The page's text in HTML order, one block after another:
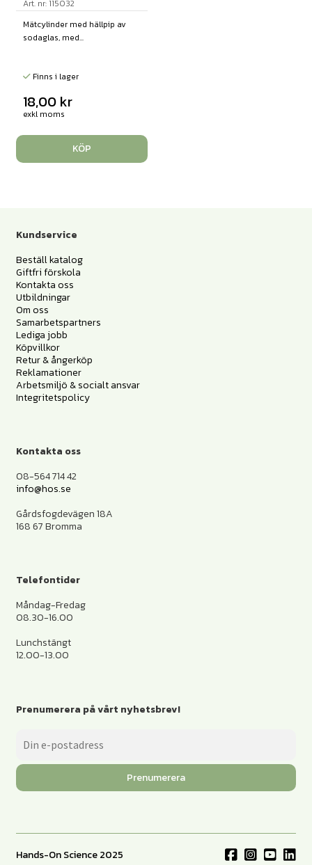
Art. nr: 115032
Mätcylinder med hällpip av
sodaglas, med...
Finns i lager
18,00 kr
exkl moms
KÖP
Kundservice
Beställ katalog
Giftfri förskola
Kontakta oss
Utbildningar
Om oss
Samarbetspartners
Lediga jobb
Köpvillkor
Retur & ångerköp
Reklamationer
Arbetsmiljö & socialt ansvar
Integritetspolicy
Kontakta oss
08-564 714 42
info@hos.se
Gårdsfogdevägen 18A
168 67 Bromma
Telefontider
Måndag-Fredag
08.30-16.00
Lunchstängt
12.00-13.00
Prenumerera på vårt nyhetsbrev!
Prenumerera
Hands-On Science 2025